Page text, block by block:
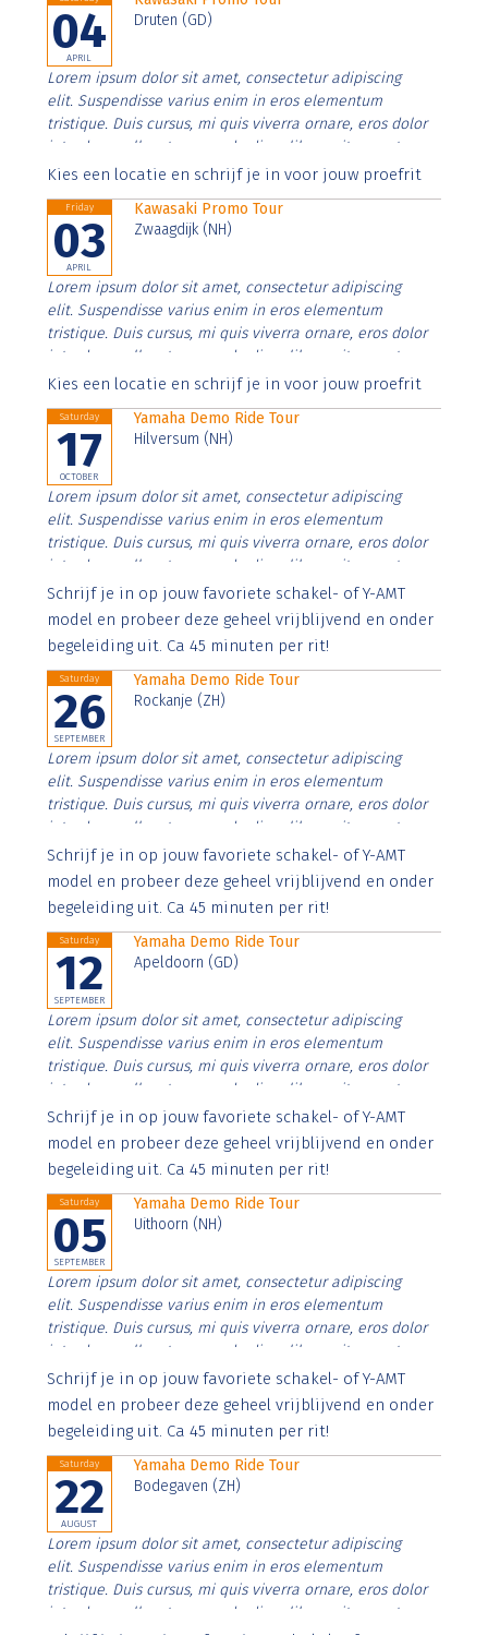
04
APRIL
Druten (GD)
Lorem ipsum dolor sit amet, consectetur adipiscing
elit. Suspendisse varius enim in eros elementum
tristique. Duis cursus, mi quis viverra ornare, eros dolor
interdum nulla, ut commodo diam libero vitae erat.
Aenean faucibus nibh et justo cursus id rutrum lorem
Kies een locatie en schrijf je in voor jouw proefrit
Friday
03
APRIL
Kawasaki Promo Tour
Zwaagdijk (NH)
Lorem ipsum dolor sit amet, consectetur adipiscing
elit. Suspendisse varius enim in eros elementum
tristique. Duis cursus, mi quis viverra ornare, eros dolor
interdum nulla, ut commodo diam libero vitae erat.
Aenean faucibus nibh et justo cursus id rutrum lorem
Kies een locatie en schrijf je in voor jouw proefrit
Saturday
17
OCTOBER
Yamaha Demo Ride Tour
Hilversum (NH)
Lorem ipsum dolor sit amet, consectetur adipiscing
elit. Suspendisse varius enim in eros elementum
tristique. Duis cursus, mi quis viverra ornare, eros dolor
interdum nulla, ut commodo diam libero vitae erat.
Aenean faucibus nibh et justo cursus id rutrum lorem
imperdiet. Nunc ut sem vitae risus tristique posuere.
Schrijf je in op jouw favoriete schakel- of Y-AMT
model en probeer deze geheel vrijblijvend en onder
begeleiding uit. Ca 45 minuten per rit!
Saturday
26
SEPTEMBER
Yamaha Demo Ride Tour
Rockanje (ZH)
Lorem ipsum dolor sit amet, consectetur adipiscing
elit. Suspendisse varius enim in eros elementum
tristique. Duis cursus, mi quis viverra ornare, eros dolor
interdum nulla, ut commodo diam libero vitae erat.
Aenean faucibus nibh et justo cursus id rutrum lorem
imperdiet. Nunc ut sem vitae risus tristique posuere.
Schrijf je in op jouw favoriete schakel- of Y-AMT
model en probeer deze geheel vrijblijvend en onder
begeleiding uit. Ca 45 minuten per rit!
Saturday
12
SEPTEMBER
Yamaha Demo Ride Tour
Apeldoorn (GD)
Lorem ipsum dolor sit amet, consectetur adipiscing
elit. Suspendisse varius enim in eros elementum
tristique. Duis cursus, mi quis viverra ornare, eros dolor
interdum nulla, ut commodo diam libero vitae erat.
Aenean faucibus nibh et justo cursus id rutrum lorem
imperdiet. Nunc ut sem vitae risus tristique posuere.
Schrijf je in op jouw favoriete schakel- of Y-AMT
model en probeer deze geheel vrijblijvend en onder
begeleiding uit. Ca 45 minuten per rit!
Saturday
05
SEPTEMBER
Yamaha Demo Ride Tour
Uithoorn (NH)
Lorem ipsum dolor sit amet, consectetur adipiscing
elit. Suspendisse varius enim in eros elementum
tristique. Duis cursus, mi quis viverra ornare, eros dolor
interdum nulla, ut commodo diam libero vitae erat.
Aenean faucibus nibh et justo cursus id rutrum lorem
imperdiet. Nunc ut sem vitae risus tristique posuere.
Schrijf je in op jouw favoriete schakel- of Y-AMT
model en probeer deze geheel vrijblijvend en onder
begeleiding uit. Ca 45 minuten per rit!
Saturday
22
AUGUST
Yamaha Demo Ride Tour
Bodegaven (ZH)
Lorem ipsum dolor sit amet, consectetur adipiscing
elit. Suspendisse varius enim in eros elementum
tristique. Duis cursus, mi quis viverra ornare, eros dolor
interdum nulla, ut commodo diam libero vitae erat.